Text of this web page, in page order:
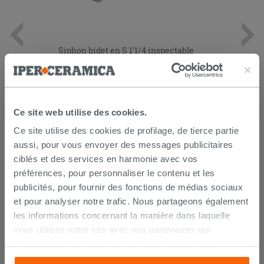
Ce site web utilise des cookies.
Ce site utilise des cookies de profilage, de tierce partie
aussi, pour vous envoyer des messages publicitaires
ciblés et des services en harmonie avec vos
préférences, pour personnaliser le contenu et les
publicités, pour fournir des fonctions de médias sociaux
et pour analyser notre trafic. Nous partageons également
les informations concernant la manière dans laquelle
vous utilisez notre site avec nos partenaires qui
et les réseaux sociaux. Lesdits partenaires pourraient
Siphon bidet en S 1'1/4 inspectable
19,90 €
LIVRAISON GARANTIE